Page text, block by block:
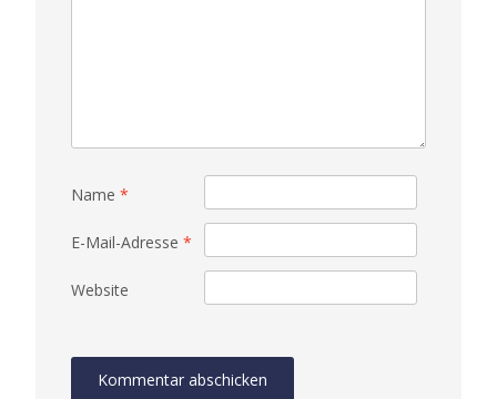
Name *
E-Mail-Adresse *
Website